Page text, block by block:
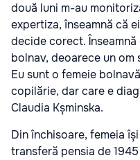
două luni m-au
expertiza, înseamnă că
decide corect.
bolnav, deoarece un
Eu sunt o femeie
copilărie, dar care e
Claudia Kșminska.
Din închisoare, femeia
transferă pensia de